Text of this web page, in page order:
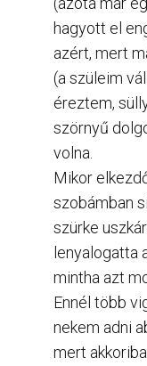
hagyott el
azért, mert
(a szüleim
éreztem,
szörnyű
volna.
Mikor
szobámban
szürke
lenyalogatta
mintha azt
Ennél több
nekem adni
mert